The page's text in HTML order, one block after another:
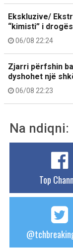
Ekskluzive/
“kimisti” i
06/08 22:24
Zjarri përfshin
dyshohet një
06/08 22:23
Na ndiqni:
Top